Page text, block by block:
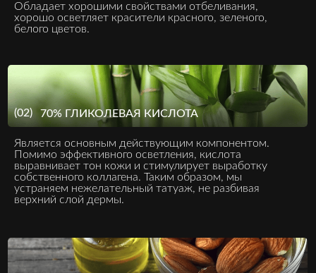
Обладает хорошими свойствами отбеливания,
хорошо осветляет красители красного, зеленого,
белого цветов.
(02) 70% ГЛИКОЛЕВАЯ КИСЛОТА
Является основным действующим компонентом.
Помимо эффективного осветления, кислота
выравнивает тон кожи и стимулирует выработку
собственного коллагена. Таким образом, мы
устраняем нежелательный татуаж, не разбивая
верхний слой дермы.